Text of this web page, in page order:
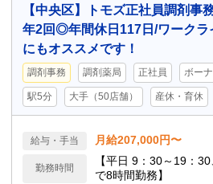
【中央区】トモズ正社員調剤
年2回◎年間休日117日/ワークラ
にもオススメです！
調剤事務 調剤薬局 正社員 ボー
駅5分 大手（50店舗） 産休・育休
給与・手当 月給207,000円〜
勤務時間
【平日 9：30～19：
で8時間勤務】